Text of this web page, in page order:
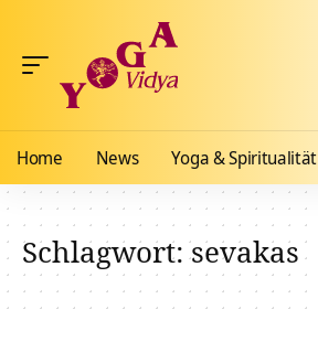
Home News Yoga & Spiritualität
Schlagwort:sevakas